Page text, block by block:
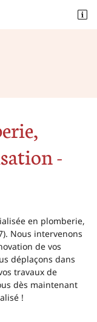

-
en plomberie,
Nous intervenons
de vos
déplaçons dans
travaux de
dès maintenant
!